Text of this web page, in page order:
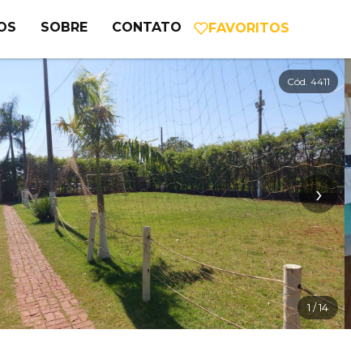
SOBRE CONTATO FAVORITOS
Cód. 4411
›
1/ 14